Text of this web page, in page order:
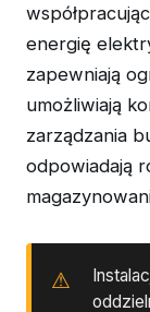
energię
zapewniają
umożliwiają
zarządzania
odpowiadają